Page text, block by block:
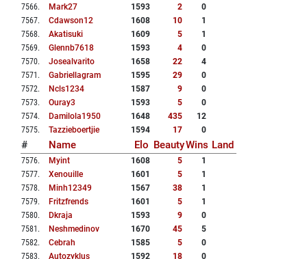
7566. Mark27 1593 2
0
7567. Cdawson12 1608 10
1
7568. Akatisuki 1609 5
1
7569. Glennb7618 1593 4
0
7570. Josealvarito 1658 22
4
7571 . Gabriellagram 1595 29
0
7572. Ncls1234 1587 9
0
7573. Ouray3 1593 5
0
7574. Damilola1950 1648 435
12
7575. Tazzieboertjie 1594 17 0
# Name Elo BeautyWins Land
7576. Myint 1608 5
1
7577. Xenouille 1601 5
1
7578. Minh12349 1567 38
1
7579. Fritzfrends 1601 5
1
7580. Dkraja 1593 9
0
7581 . Neshmedinov 1670 45
5
7582. Cebrah 1585 5
0
7583. Autozyklus 1592 18
0